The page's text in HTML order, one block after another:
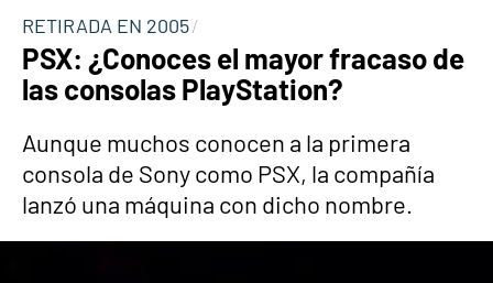
Cyberpunk 2077
Hyrule Warriors
RETIRADA EN 2005
PSX: ¿Conoces el mayor fracaso de
las consolas PlayStation?
Aunque muchos conocen a la primera
consola de Sony como PSX, la compañía
lanzó una máquina con dicho nombre.